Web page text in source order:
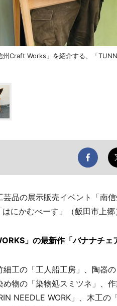
州Craft Works」を紹介する、「
品の展示販売イベント「南
にかむべーす」（飯田市上郷
」の最新作「バナナチェ
工の「工人船工房」、陶器
物の「染物処スミツネ」、
NEEDLE WORK」、木工